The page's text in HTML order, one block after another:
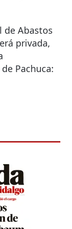
de Abastos
privada,
Pachuca: